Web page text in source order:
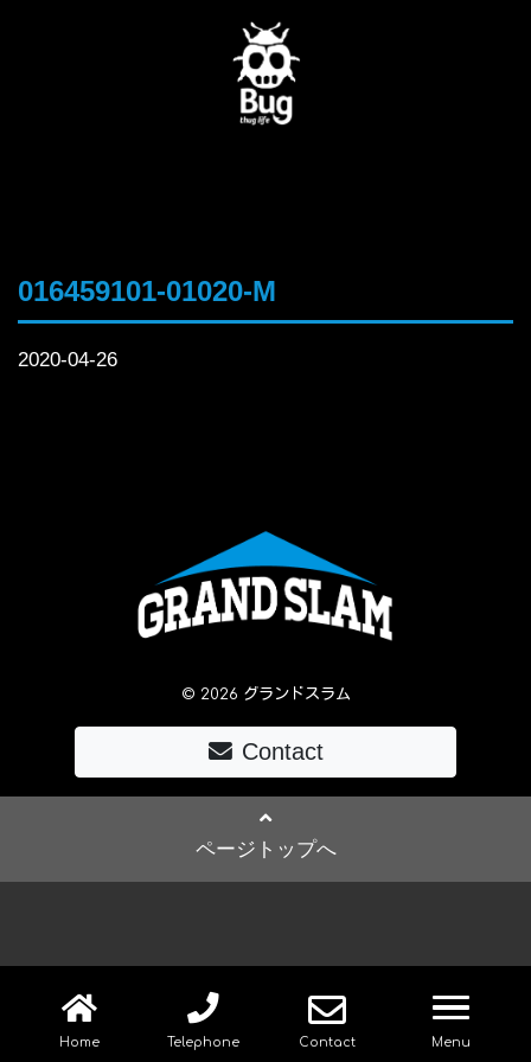
Home Telephone Contact Menu
016459101-01020-M
2020-04-26
© 2026 グランドスラム
Contact
ページトップへ